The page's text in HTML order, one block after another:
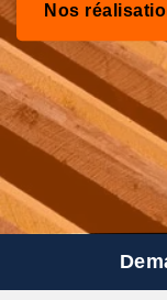
Nos